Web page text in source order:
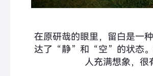
在原研哉的眼里，留白是一
达了“静”和“空”的状态。
人充满想象，很